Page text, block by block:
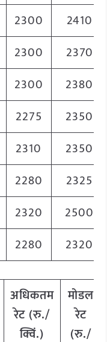
2300
2410
2300
2370
2300
2380
2275
2350
2310
2350
2280
2325
2320
2500
2280 2320
अधिकतम
रेट (रु./
क्विं.)
मोडल
रेट
(रु./